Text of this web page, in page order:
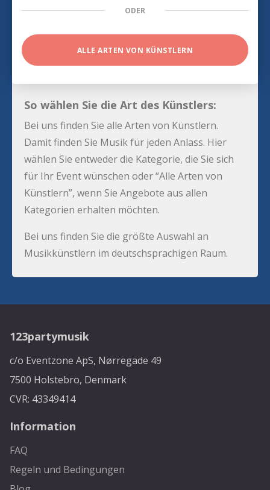
ODER
ALLE ARTEN VON KÜNSTLERN
So wählen Sie die Art des Künstlers:
Bei uns finden Sie alle Arten von Künstlern.
Damit finden Sie Musik für jeden Anlass. Hier
wählen Sie entweder die Kategorie, die Sie sich
für Ihr Event wünschen oder “Alle Arten von
Künstlern”, wenn Sie Angebote aus allen
Kategorien erhalten möchten.
Bei uns finden Sie die größte Auswahl an
Musikkünstlern im deutschsprachigen Raum.
123partymusik
c/o Eventzone ApS, Nørregade 49
7500 Holstebro, Denmark
CVR: 43349414
Information
FAQ
Regeln und Bedingungen